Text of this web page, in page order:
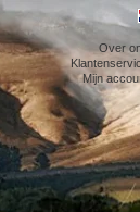
Over
Mijn